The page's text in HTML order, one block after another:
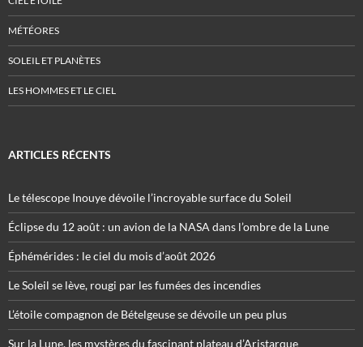
MÉTÉORES
SOLEIL ET PLANÈTES
LES HOMMES ET LE CIEL
ARTICLES RÉCENTS
Le télescope Inouye dévoile l’incroyable surface du Soleil
Éclipse du 12 août : un avion de la NASA dans l’ombre de la Lune
Éphémérides : le ciel du mois d’août 2026
Le Soleil se lève, rougi par les fumées des incendies
L’étoile compagnon de Bételgeuse se dévoile un peu plus
Sur la Lune, les mystères du fascinant plateau d’Aristarque